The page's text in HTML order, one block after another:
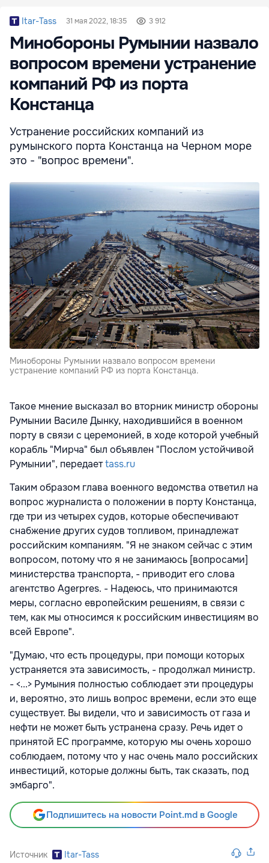
Itar-Tass 31 мая 2022, 18:35 3 912
Минобороны Румынии назвало
вопросом времени устранение
компаний РФ из порта
Констанца
Устранение российских компаний из
румынского порта Констанца на Черном море
это - "вопрос времени".
Минобороны Румынии назвало вопросом времени
устранение компаний РФ из порта Констанца.
Такое мнение высказал во вторник министр обороны
Румынии Василе Дынку, находившийся в военном
порту в связи с церемонией, в ходе которой учебный
корабль "Мирча" был объявлен "Послом устойчивой
Румынии", передаетtass.ru
Таким образом глава военного ведомства ответил на
вопрос журналиста о положении в порту Констанца,
где три из четырех судов, которые обеспечивают
снабжение других судов топливом, принадлежат
российским компаниям. "Я не знаком сейчас с этим
вопросом, потому что я не занимаюсь [вопросами]
министерства транспорта, - приводит его слова
агентство Agerpres. - Надеюсь, что принимаются
меры, согласно европейским решениям, в связи с
тем, как мы относимся к российским инвестициям во
всей Европе".
"Думаю, что есть процедуры, при помощи которых
устраняется эта зависимость, - продолжал министр.
- <...> Румыния полностью соблюдает эти процедуры
и, вероятно, это лишь вопрос времени, если это еще
существует. Вы видели, что и зависимость от газа и
нефти не может быть устранена сразу. Речь идет о
принятой ЕС программе, которую мы очень хорошо
соблюдаем, потому что у нас очень мало российских
инвестиций, которые должны быть, так сказать, под
эмбарго".
Подпишитесь на новости Point.md в Google
Источник Itar-Tass